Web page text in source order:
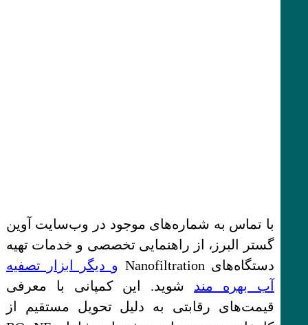
با تماس به شماره‌های موجود در وب‌سایت آوین
گستر البرز، از راهنمایی تخصصی و خدمات تهیه
دستگاه‌های Nanofiltration
و دیگر ابزار تصفیه
آب بهره مند شوید. این کمپانی با معرفی
قیمت‌های رقابتی به دلیل تحویل مستقیم از